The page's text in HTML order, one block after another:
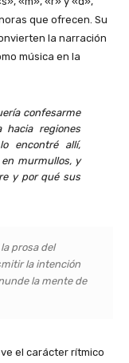
que ofrecen. Su
la narración
música en la
confesarme
hacia regiones
encontré allí,
murmullos, y
y por qué sus
prosa del
la intención
la mente de
el carácter rítmico